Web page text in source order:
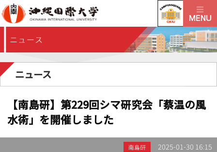
ニュース
【南島研】第229回シマ研究会「蔡温の風
水術」を開催しました
南島研 2025-01-30 16:15